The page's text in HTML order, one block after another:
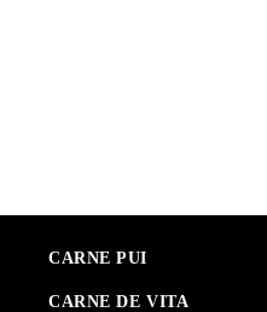
CARNE PUI
CARNE DE VITA